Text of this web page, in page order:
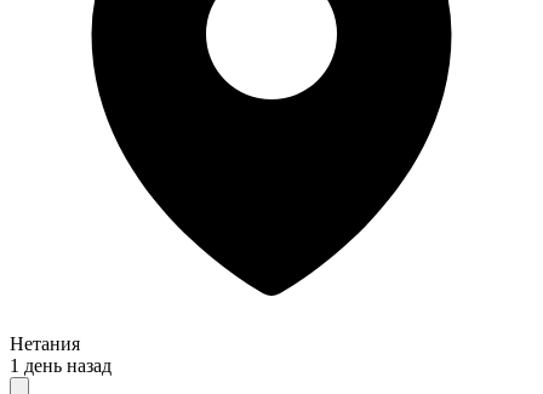
Нетания
1 день назад